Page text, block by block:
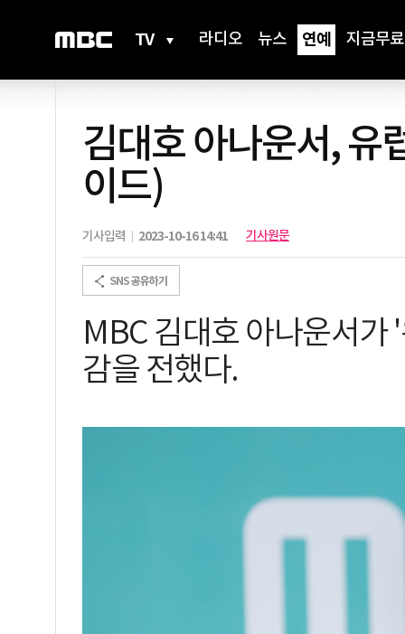
TV 라디오 뉴스 연예 지금무료
김대호 아나운서, 유
이드)
기사입력 2023-10-16 14:41 기사원문
MBC 김대호 아나운서가
감을 전했다.